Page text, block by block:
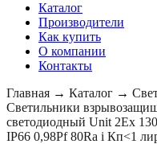
Каталог
Производители
Как купить
О компании
Контакты
Главная → Каталог →
Светильники
светодиодный Unit 2Ex
IP66 0,98Pf 80Ra i Кп<1